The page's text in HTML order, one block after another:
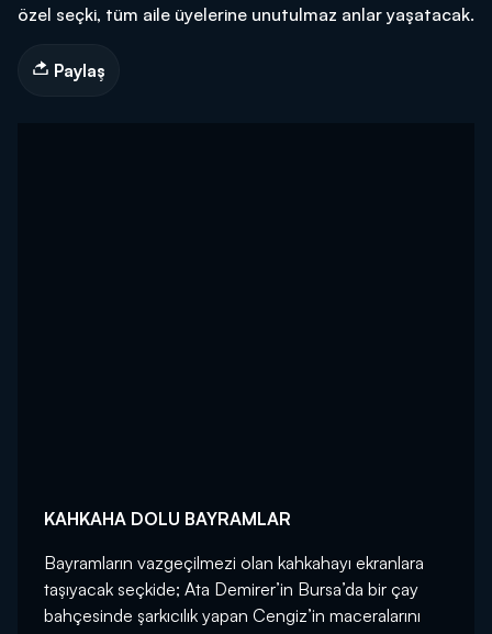
özel seçki, tüm aile üyelerine unutulmaz anlar yaşatacak.
Paylaş
KAHKAHA DOLU BAYRAMLAR
Bayramların vazgeçilmezi olan kahkahayı ekranlara
taşıyacak seçkide; Ata Demirer’in Bursa’da bir çay
bahçesinde şarkıcılık yapan Cengiz’in maceralarını